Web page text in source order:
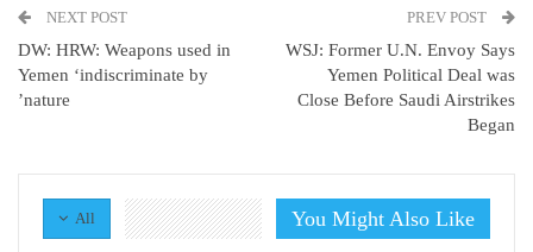
WSJ: Former U.N. Envoy Says
Yemen Political Deal was
Close Before Saudi Airstrikes
Began
NEXT POST
DW: HRW: Weapons used in
Yemen ‘indiscriminate by
nature’
All You Might Also Like